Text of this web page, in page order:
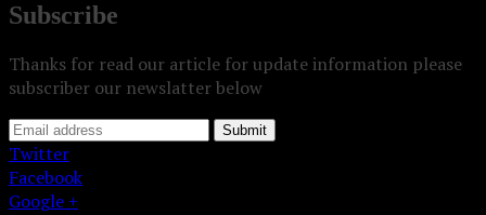
Subscribe
Thanks for read our article for update information please
subscriber our newslatter below
Submit
Twitter
Facebook
Google +